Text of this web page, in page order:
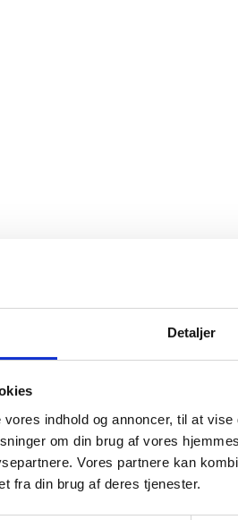
Detaljer
indhold og annoncer, til at
om din brug af vores
Vores partnere kan
fra din brug af deres tjenester.